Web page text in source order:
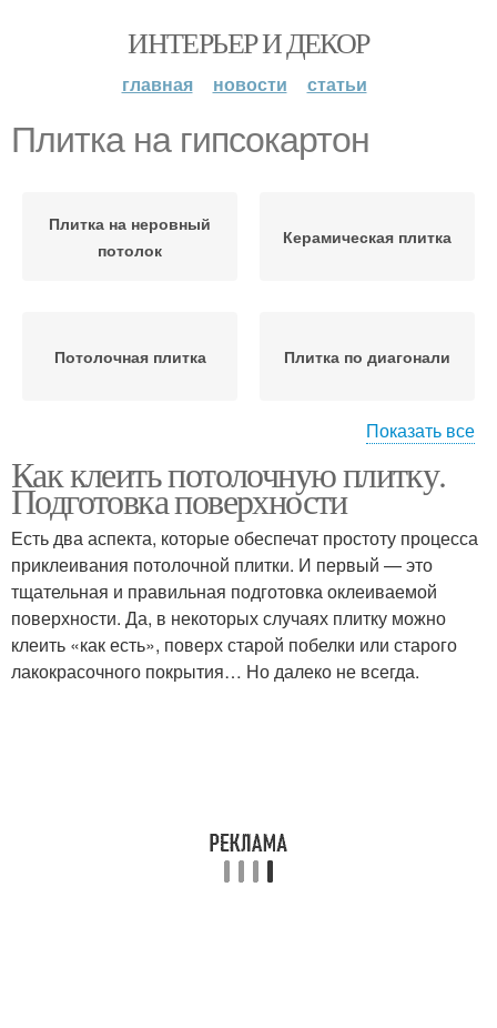
ИНТЕРЬЕР И ДЕКОР
главная новости статьи
Плитка на гипсокартон
Плитка на неровный
потолок
Керамическая плитка
Потолочная плитка Плитка по диагонали
шедеврам
гвозди
Плитка без разметки Плитка со смещением
Показать все
Как клеить потолочную плитку.
Подготовка поверхности
Есть два аспекта, которые обеспечат простоту процесса
приклеивания потолочной плитки. И первый — это
тщательная и правильная подготовка оклеиваемой
поверхности. Да, в некоторых случаях плитку можно
клеить «как есть», поверх старой побелки или старого
лакокрасочного покрытия… Но далеко не всегда.